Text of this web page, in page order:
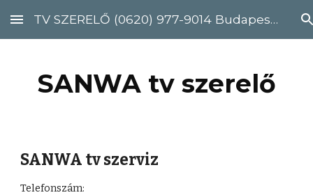
Skip to main content Skip to navigation
TV SZERELŐ (0620) 977-9014 Budapest, Pest megye
SANWA tv szerelő
SANWA tv szerviz
Telefonszám: